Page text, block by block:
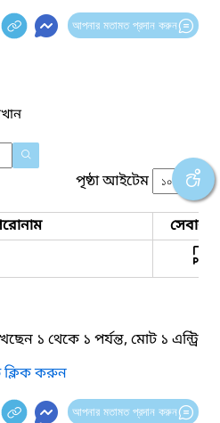
আপনার মতামত প্রদান করুন
পৃষ্ঠা আইটেম
সেবার
১ থেকে ১ পর্যন্ত, মোট ১ এন্ট্রি
ক্লিক করুন
আপনার মতামত প্রদান করুন